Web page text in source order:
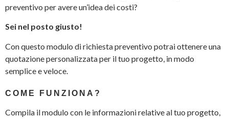
preventivo per avere un’idea dei costi?
Sei nel posto giusto!
Con questo modulo di richiesta preventivo potrai ottenere una
quotazione personalizzata per il tuo progetto, in modo
semplice e veloce.
COME FUNZIONA?
Compila il modulo con le informazioni relative al tuo progetto,